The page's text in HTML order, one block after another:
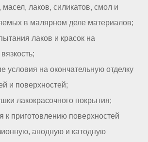
масел, лаков, силикатов, смол и
в малярном деле материалов;
лаков и красок на
условия на окончательную отделку
и поверхностей;
лакокрасочного покрытия;
приготовлению поверхностей
анодную и катодную